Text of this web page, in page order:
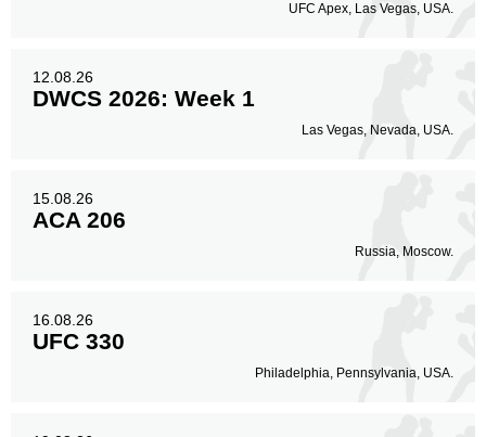
UFC Apex, Las Vegas, USA.
12.08.26
DWCS 2026: Week 1
Las Vegas, Nevada, USA.
15.08.26
ACA 206
Russia, Moscow.
16.08.26
UFC 330
Philadelphia, Pennsylvania, USA.